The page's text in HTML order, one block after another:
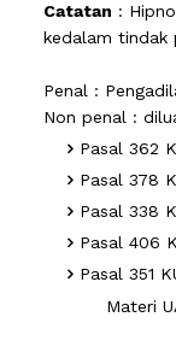
Catatan :
kedalam tindak
Penal :
Non penal :
Pasal 362
Pasal 378
Pasal 338
Pasal 406
Pasal 351
Materi